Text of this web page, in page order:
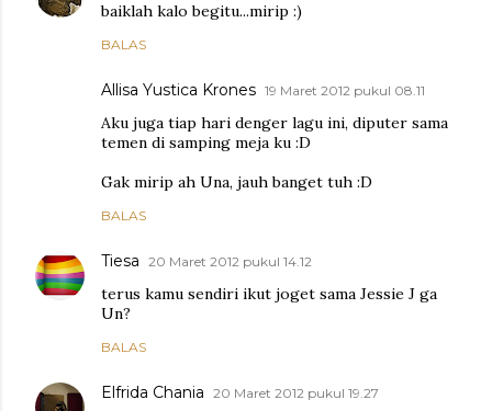
baiklah kalo begitu...mirip :)
BALAS
Allisa Yustica Krones 19 Maret 2012 pukul 08.11
Aku juga tiap hari denger lagu ini, diputer sama
temen di samping meja ku :D
Gak mirip ah Una, jauh banget tuh :D
BALAS
Tiesa 20 Maret 2012 pukul 14.12
terus kamu sendiri ikut joget sama Jessie J ga
Un?
BALAS
Elfrida Chania 20 Maret 2012 pukul 19.27